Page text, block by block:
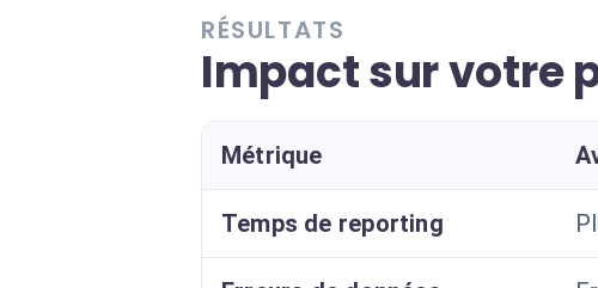
RÉSULTATS
Impact sur votre
Métrique
Temps de reporting